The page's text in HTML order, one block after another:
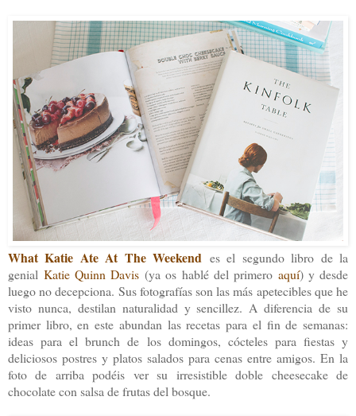
What Katie Ate At The Weekend es el segundo libro de la
genialKatie Quinn Davis (ya os hablé del primero aquí) y desde
luego no decepciona. Sus fotografías son las más apetecibles que he
visto nunca, destilan naturalidad y sencillez. A diferencia de su
primer libro, en este abundan las recetas para el fin de semanas:
ideas para el brunch de los domingos, cócteles para fiestas y
deliciosos postres y platos salados para cenas entre amigos. En la
foto de arriba podéis ver su irresistible doble cheesecake de
chocolate con salsa de frutas del bosque.